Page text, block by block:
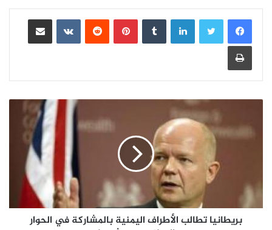
لينكدإن بينتيريست
مشاركة عبر البريد
طباعة
بريطانيا تطالب الأطراف اليمنية بالمشاركة في الحوار